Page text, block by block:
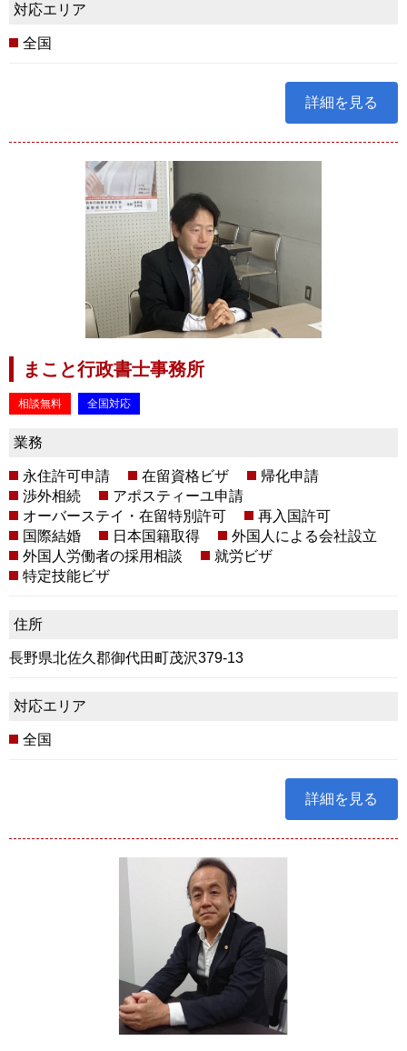
対応エリア
全国
詳細を見る
まこと行政書士事務所
相談無料 全国対応
業務
永住許可申請 在留資格ビザ
帰化申請
渉外相続
アポスティーユ申請
オーバーステイ・在留特別許可
再入国許可
国際結婚
日本国籍取得
外国人による会社設立
外国人労働者の採用相談
就労ビザ
特定技能ビザ
住所
長野県北佐久郡御代田町茂沢379-13
対応エリア
全国
詳細を見る